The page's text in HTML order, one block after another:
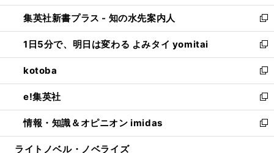
開
く
ン
ド
ウ
で
開
く
ウ
ィ
ン
ド
ウ
で
開
く
し
い
ウ
ィ
ン
ド
ウ
で
開
く
集英社新書プラス - 知の水先案内人
新
し
い
ウ
ィ
ン
ド
ウ
で
開
1日5分で、明日は変わる よみタイ yomitai
新
し
い
ウ
ィ
ン
ド
ウ
kotoba
新
し
い
ウ
ィ
ン
e!集英社
新
し
い
ウ
情報・知識＆オピニオン imidas
新
し
ライトノベル・ノベライズ